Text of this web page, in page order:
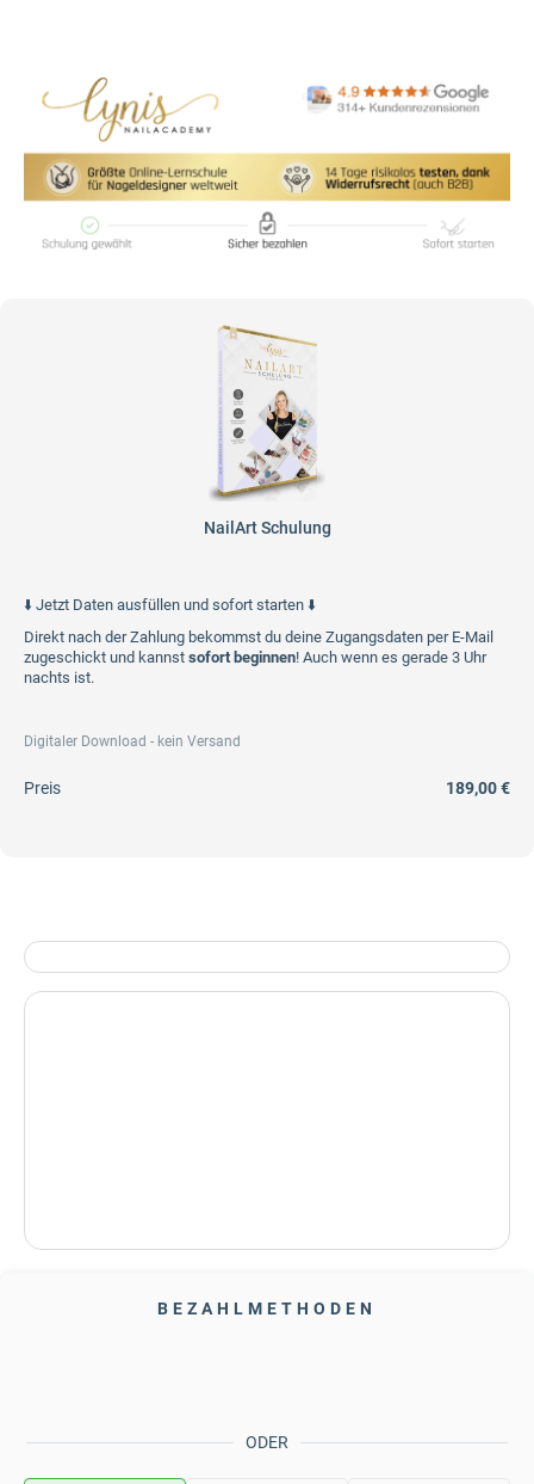
NailArt Schulung
⬇️ Jetzt Daten ausfüllen und sofort starten ⬇️
Direkt nach der Zahlung bekommst du deine Zugangsdaten per E-Mail
zugeschickt und kannst sofort beginnen! Auch wenn es gerade 3 Uhr
nachts ist.
Digitaler Download - kein Versand
Preis 189,00 €
ODER
BEZAHLMETHODEN